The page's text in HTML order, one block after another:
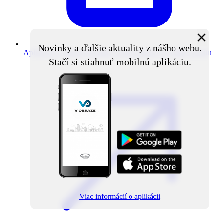
Aplikácia V obraze Novinky z obce priamo do vášho mobilu
Novinky a ďalšie aktuality z nášho webu.
Stačí si stiahnuť mobilnú aplikáciu.
×
Viac informácií o aplikácii